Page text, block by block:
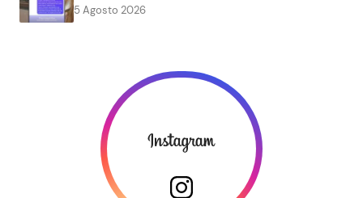
5 Agosto 2026